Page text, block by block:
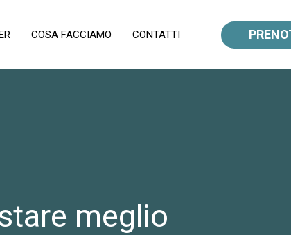
COSA FACCIAMO CONTATTI
meglio